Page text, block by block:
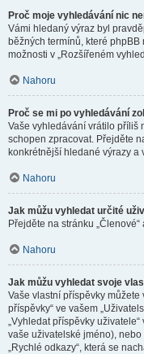
Proč moje vyhledávání nic
Vámi hledaný výraz byl
běžných termínů, které
možnosti v „Rozšířeném
Nahoru
Proč se mi po vyhledávání
Vaše vyhledávání vrátilo příliš
schopen zpracovat. Přejděte
konkrétnější hledané výrazy a
Nahoru
Jak můžu vyhledat určité
Přejděte na stránku
Nahoru
Jak můžu vyhledat svoje
Vaše vlastní příspěvky
příspěvky“ ve vašem
„Vyhledat příspěvky
vaše uživatelské jméno), nebo
„Rychlé odkazy“, která se